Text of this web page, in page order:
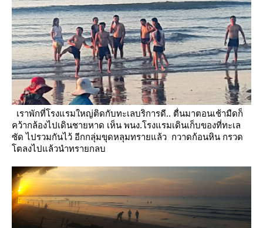
เราพักที่โรงแรมใหญ่ติดกับทะเลบริการดี.. ตื่นมาตอนเช้ามืดก็
คว้ากล้องไปเดินชายหาด เห็น พนง.โรงแรมเดินเก็บของที่ทะเล
ซัด ไปรวมกันไว้ อีกกลุ่มขุดหลุมทรายแล้ว กวาดก้อนหิน กรวด
ตลงไปแล้วนำทรายกลบ